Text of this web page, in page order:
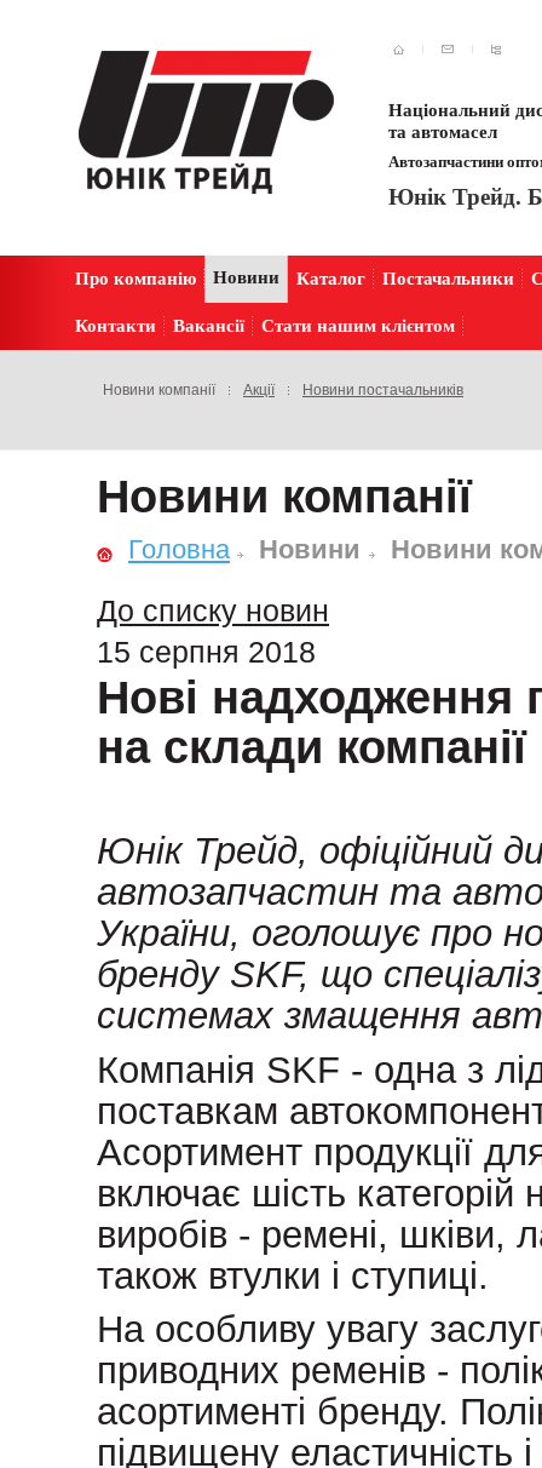
Національний
та автомасел
Автозапчастини
Юнік Трейд.
Про компанію Новини Каталог Постачальники
Контакти Вакансії Стати нашим клієнтом
Новини компанії Акції Новини постачальників
Новини компанії
Головна Новини Новини
До списку новин
15 серпня 2018
Нові надходження
на склади
Юнік Трейд, офіційний
автозапчастин та
України, оголошує про
бренду SKF, що
системах змащення
Компанія SKF - одна з
поставкам
Асортимент продукції
включає шість
виробів - ремені, шківи,
також втулки і ступиці.
На особливу увагу
приводних ременів -
асортименті бренду.
підвищену еластичність